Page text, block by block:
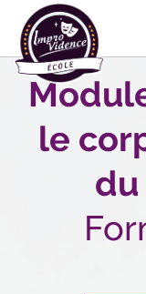
le
Panneau de gestion